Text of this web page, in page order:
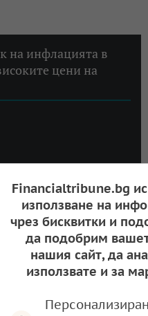
на инфлацията в
цени на
Financialtribune.bg
използване на
чрез бисквитки и
да подобрим
нашия сайт, да
използвате и за